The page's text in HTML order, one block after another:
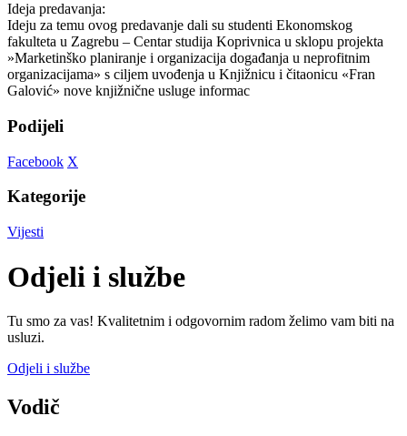
Ideja predavanja:
Ideju za temu ovog predavanje dali su studenti Ekonomskog
fakulteta u Zagrebu – Centar studija Koprivnica u sklopu projekta
»Marketinško planiranje i organizacija događanja u neprofitnim
organizacijama» s ciljem uvođenja u Knjižnicu i čitaonicu «Fran
Galović» nove knjižnične usluge informac
Podijeli
Facebook X
Kategorije
Vijesti
Odjeli i službe
Tu smo za vas! Kvalitetnim i odgovornim radom želimo vam biti na
usluzi.
Odjeli i službe
Vodič